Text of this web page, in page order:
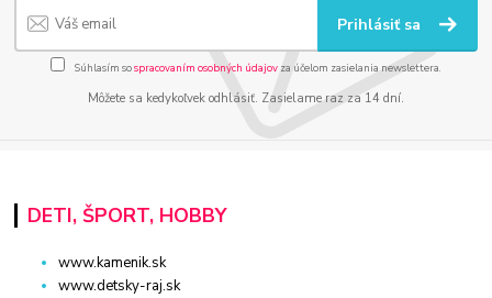
Prihlásiť sa
Súhlasím sospracovaním osobných údajov za účelom zasielania newslettera.
Môžete sa kedykoľvek odhlásiť. Zasielame raz za 14 dní.
DETI, ŠPORT, HOBBY
www.kamenik.sk
www.detsky-raj.sk